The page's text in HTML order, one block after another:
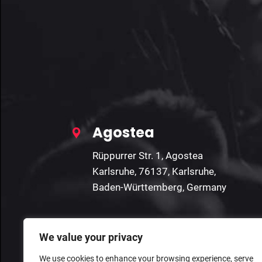
We value your privacy
We use cookies to enhance your browsing experience, serve
Agostea
Rüppurrer Str. 1, Agostea
Karlsruhe, 76137, Karlsruhe,
Baden-Württemberg, Germany